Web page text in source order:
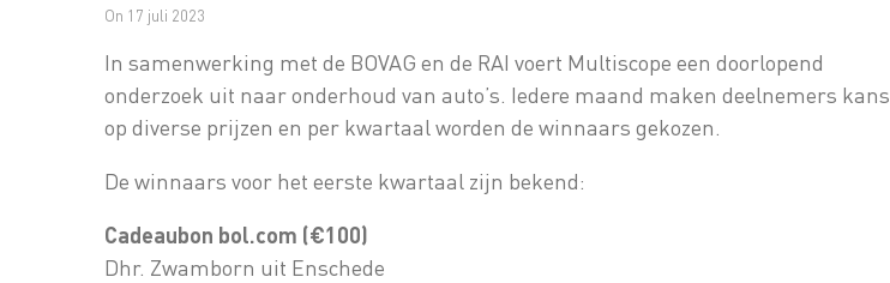
On 17 juli 2023
In samenwerking met de BOVAG en de RAI voert Multiscope een doorlopend
onderzoek uit naar onderhoud van auto’s. Iedere maand maken deelnemers kans
op diverse prijzen en per kwartaal worden de winnaars gekozen.
De winnaars voor het eerste kwartaal zijn bekend:
Cadeaubon bol.com (€100)
Dhr. Zwamborn uit Enschede